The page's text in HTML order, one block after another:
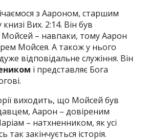
з Аароном, старшим
Вих. 2:14. Він був
– навпаки, тому Аарон
Мойсея. А також у нього
відповідальне служіння. Він
і представляє Бога
виходить, що Мойсей був
Аарон – довіреним
– натхненником, як усі
так закінчується історія.